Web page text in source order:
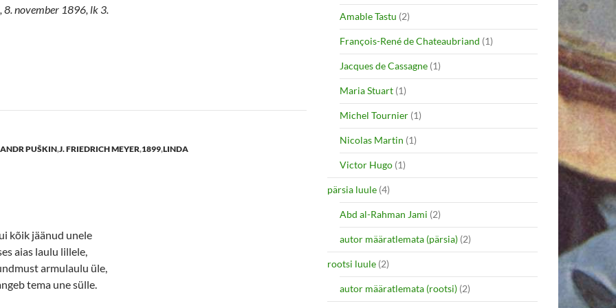
8. november 1896, lk 3.
PUŠKIN,J. FRIEDRICH MEYER,1899,LINDA
kõik jäänud unele
aias laulu lillele,
armulaulu üle,
tema une sülle.
Amable Tastu (2)
François-René de Chateaubriand (1)
Jacques de Cassagne (1)
Maria Stuart (1)
Michel Tournier (1)
Nicolas Martin (1)
Victor Hugo (1)
pärsia luule (4)
Abd al-Rahman Jami (2)
autor määratlemata (pärsia) (2)
rootsi luule (2)
autor määratlemata (rootsi) (2)